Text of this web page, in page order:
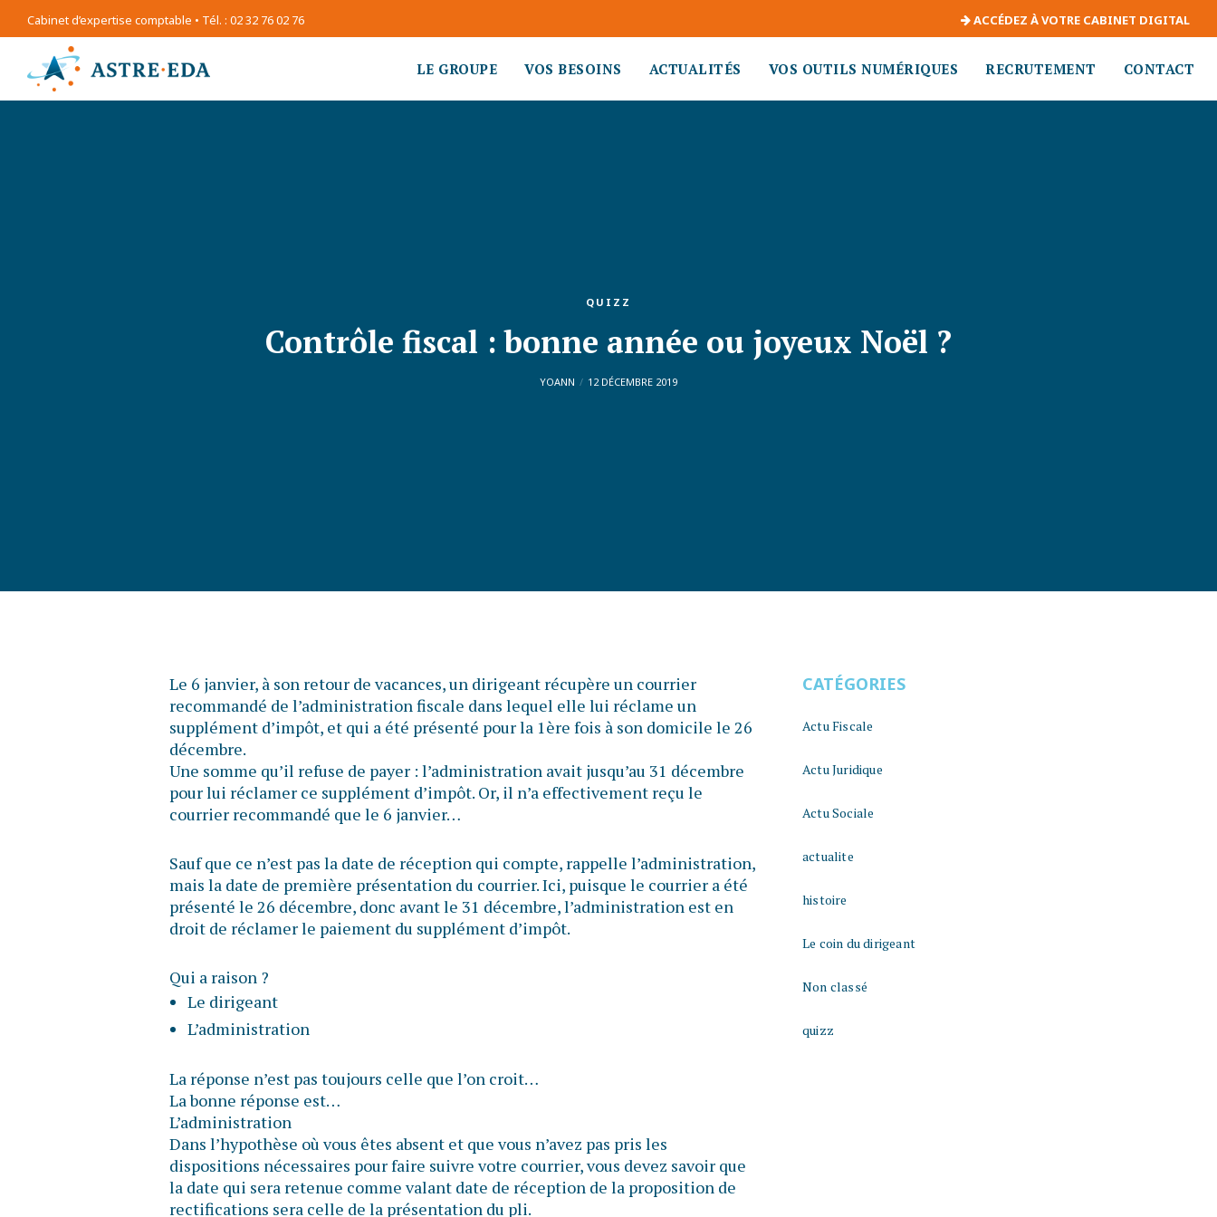
Cabinet d’expertise comptable • Tél. : 02 32 76 02 76 ACCÉDEZ À VOTRE CABINET DIGITAL
LE GROUPE VOS BESOINS ACTUALITÉS VOS OUTILS NUMÉRIQUES RECRUTEMENT CONTACT
QUIZZ
Contrôle fiscal : bonne année ou joyeux Noël ?
YOANN 12 DÉCEMBRE 2019
Le 6 janvier, à son retour de vacances, un dirigeant récupère un courrier
recommandé de l’administration fiscale dans lequel elle lui réclame un
supplément d’impôt, et qui a été présenté pour la 1ère fois à son domicile le 26
décembre.
Une somme qu’il refuse de payer : l’administration avait jusqu’au 31 décembre
pour lui réclamer ce supplément d’impôt. Or, il n’a effectivement reçu le
courrier recommandé que le 6 janvier…
Sauf que ce n’est pas la date de réception qui compte, rappelle l’administration,
mais la date de première présentation du courrier. Ici, puisque le courrier a été
présenté le 26 décembre, donc avant le 31 décembre, l’administration est en
droit de réclamer le paiement du supplément d’impôt.
Qui a raison ?
Le dirigeant
L’administration
La réponse n’est pas toujours celle que l’on croit…
La bonne réponse est…
L’administration
Dans l’hypothèse où vous êtes absent et que vous n’avez pas pris les
dispositions nécessaires pour faire suivre votre courrier, vous devez savoir que
la date qui sera retenue comme valant date de réception de la proposition de
rectifications sera celle de la présentation du pli.
CATÉGORIES
Actu Fiscale
Actu Juridique
Actu Sociale
actualite
histoire
Le coin du dirigeant
Non classé
quizz